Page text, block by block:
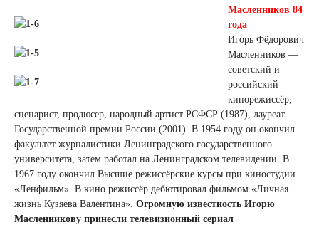
Масленников 84
года
Игорь Фёдорович
Масленников —
советский и
российский
кинорежиссёр,
сценарист, продюсер, народный артист РСФСР (1987), лауреат
Государственной премии России (2001). В 1954 году он окончил
факультет журналистики Ленинградского государственного
университета, затем работал на Ленинградском телевидении. В
1967 году окончил Высшие режиссёрские курсы при киностудии
«Ленфильм». В кино режиссёр дебютировал фильмом «Личная
жизнь Кузяева Валентина». Огромную известность Игорю
Масленникову принесли телевизионный сериал